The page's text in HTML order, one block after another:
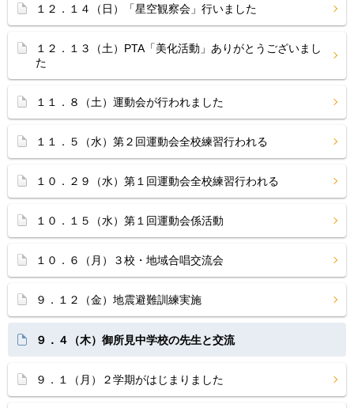
１２．１４（日）「星空観察会」行いました
１２．１３（土）PTA「美化活動」ありがとうございまし
た
１１．８（土）運動会が行われました
１１．５（水）第２回運動会全校練習行われる
１０．２９（水）第１回運動会全校練習行われる
１０．１５（水）第１回運動会係活動
１０．６（月）３校・地域合唱交流会
９．１２（金）地震避難訓練実施
９．４（木）御所見中学校の先生と交流
９．１（月）２学期がはじまりました